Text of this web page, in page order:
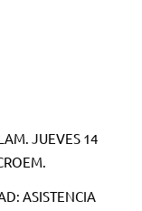
JUEVES 14
ASISTENCIA